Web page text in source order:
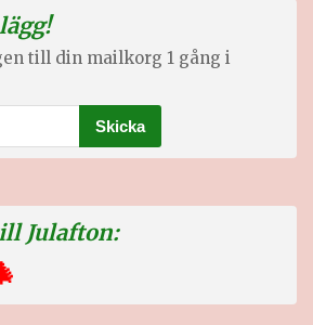
till din mailkorg 1 gång i
Julafton: